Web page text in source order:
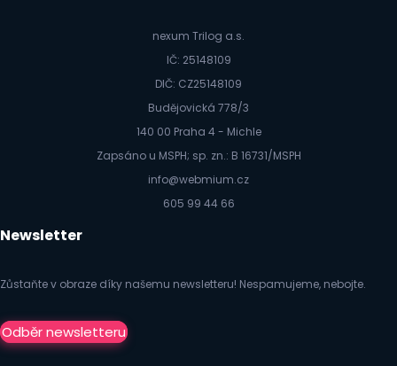
nexum Trilog a.s.
IČ: 25148109
DIČ: CZ25148109
Budějovická 778/3
140 00 Praha 4 - Michle
Zapsáno u MSPH; sp. zn.: B 16731/MSPH
info@webmium.cz
605 99 44 66
Newsletter
Zůstaňte v obraze díky našemu newsletteru! Nespamujeme, nebojte.
Odběr newsletteru